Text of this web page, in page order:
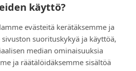
käyttö?
evästeitä kerätäksemme ja
suorituskykyä ja käyttöä,
median ominaisuuksia
ja räätälöidäksemme sisältöä
Vuokrakoneet
Kampanjat